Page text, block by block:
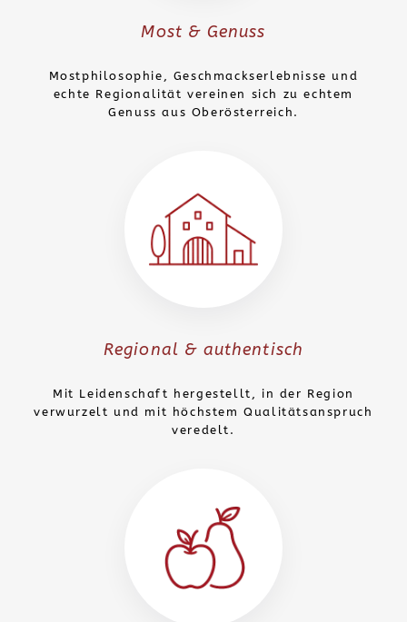
Most & Genuss
Mostphilosophie, Geschmackserlebnisse und
echte Regionalität vereinen sich zu echtem
Genuss aus Oberösterreich.
Regional & authentisch
Mit Leidenschaft hergestellt, in der Region
verwurzelt und mit höchstem Qualitätsanspruch
veredelt.